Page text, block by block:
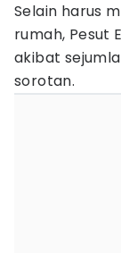
Selain harus
rumah, Pesut
akibat
sorotan.